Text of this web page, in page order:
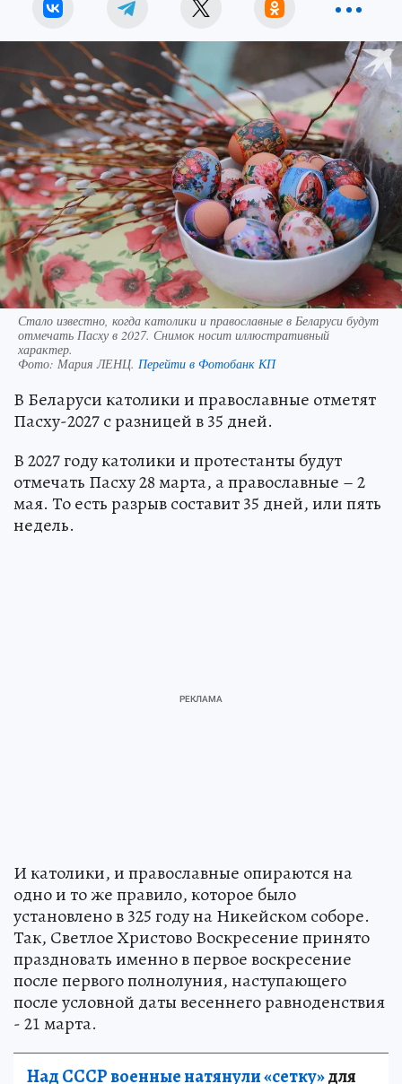
Стало известно, когда католики и православные в Беларуси будут
отмечать Пасху в 2027. Снимок носит иллюстративный
характер.
Фото: Мария ЛЕНЦ. Перейти в Фотобанк КП
В Беларуси католики и православные отметят
Пасху-2027 с разницей в 35 дней.
В 2027 году католики и протестанты будут
отмечать Пасху 28 марта, а православные – 2
мая. То есть разрыв составит 35 дней, или пять
недель.
И католики, и православные опираются на
одно и то же правило, которое было
установлено в 325 году на Никейском соборе.
Так, Светлое Христово Воскресение принято
праздновать именно в первое воскресение
после первого полнолуния, наступающего
после условной даты весеннего равноденствия
- 21 марта.
Над СССР военные натянули «сетку»для